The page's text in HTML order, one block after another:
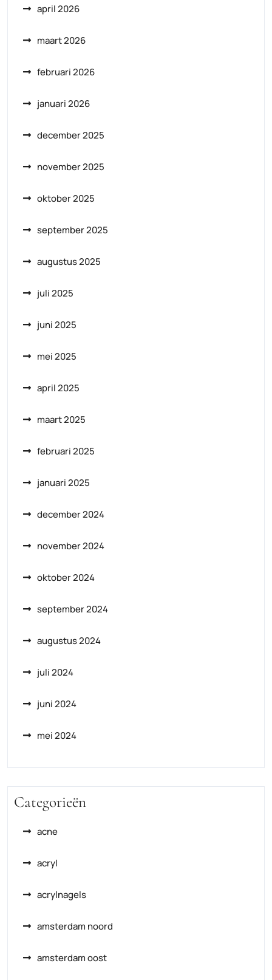
april 2026
maart 2026
februari 2026
januari 2026
december 2025
november 2025
oktober 2025
september 2025
augustus 2025
juli 2025
juni 2025
mei 2025
april 2025
maart 2025
februari 2025
januari 2025
december 2024
november 2024
oktober 2024
september 2024
augustus 2024
juli 2024
juni 2024
mei 2024
Categorieën
acne
acryl
acrylnagels
amsterdam noord
amsterdam oost